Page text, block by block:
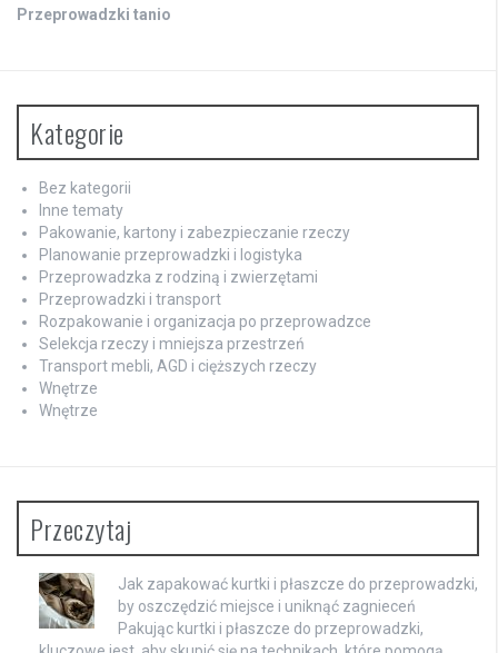
Przeprowadzki tanio
Kategorie
Bez kategorii
Inne tematy
Pakowanie, kartony i zabezpieczanie rzeczy
Planowanie przeprowadzki i logistyka
Przeprowadzka z rodziną i zwierzętami
Przeprowadzki i transport
Rozpakowanie i organizacja po przeprowadzce
Selekcja rzeczy i mniejsza przestrzeń
Transport mebli, AGD i cięższych rzeczy
Wnętrze
Wnętrze
Przeczytaj
Jak zapakować kurtki i płaszcze do przeprowadzki,
by oszczędzić miejsce i uniknąć zagnieceń
Pakując kurtki i płaszcze do przeprowadzki,